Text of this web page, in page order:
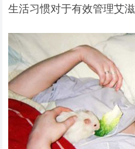
生活习惯对于有效管理艾